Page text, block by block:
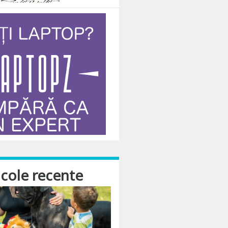
recente